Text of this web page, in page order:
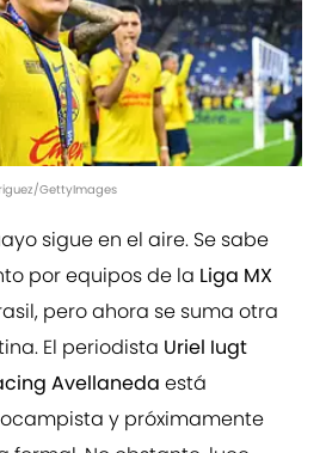
GettyImages
sigue en el aire. Se sabe
por equipos de la Liga MX
pero ahora se suma otra
El periodista Uriel Iugt
Avellaneda está
y próximamente